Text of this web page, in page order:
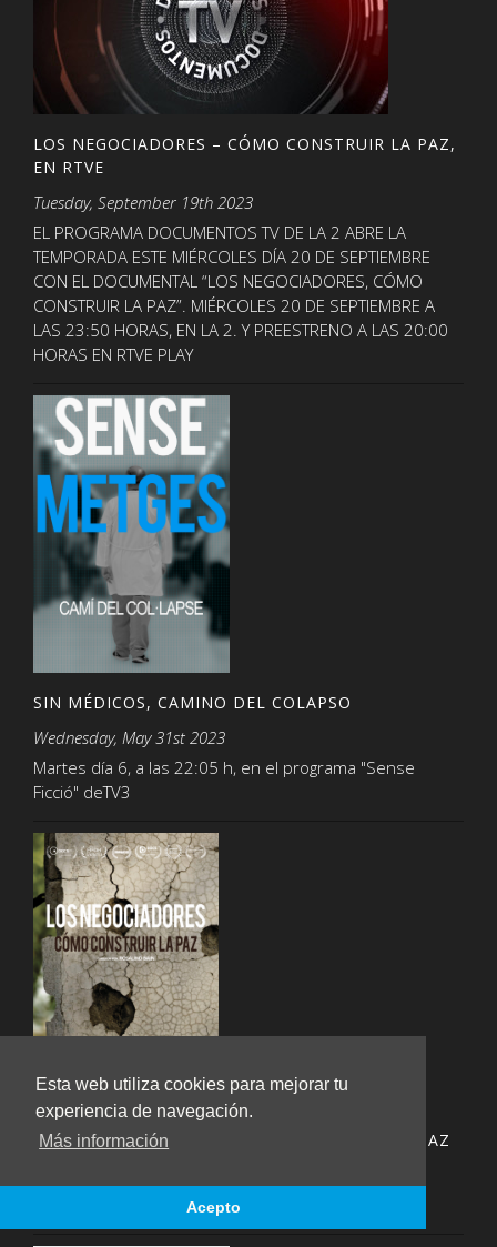
Esta web utiliza cookies para mejorar tu
experiencia de navegación.
Más información
Acepto
LOS NEGOCIADORES – CÓMO CONSTRUIR LA PAZ,
EN RTVE
Tuesday, September 19th 2023
EL PROGRAMA DOCUMENTOS TV DE LA 2 ABRE LA
TEMPORADA ESTE MIÉRCOLES DÍA 20 DE SEPTIEMBRE
CON EL DOCUMENTAL “LOS NEGOCIADORES, CÓMO
CONSTRUIR LA PAZ”. MIÉRCOLES 20 DE SEPTIEMBRE A
LAS 23:50 HORAS, EN LA 2. Y PREESTRENO A LAS 20:00
HORAS EN RTVE PLAY
SIN MÉDICOS, CAMINO DEL COLAPSO
Wednesday, May 31st 2023
Martes día 6, a las 22:05 h, en el programa "Sense
Ficció" deTV3
LOS NEGOCIADORES – CÓMO CONSTRUIR LA PAZ